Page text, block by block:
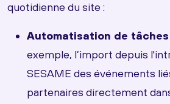
quotidienne du site :
Automatisation de
exemple, l’import depuis
SESAME des événements
partenaires directement